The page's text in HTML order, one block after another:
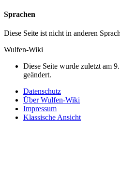
Sprachen
Diese Seite ist nicht in anderen
Wulfen-Wiki
Diese Seite wurde zuletzt am
geändert.
Datenschutz
Über Wulfen-Wiki
Impressum
Klassische Ansicht